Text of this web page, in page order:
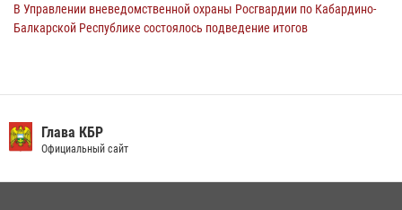
В Управлении вневедомственной охраны Росгвардии по Кабардино-
Балкарской Республике состоялось подведение итогов
округе Росгвардии
09 июля 2026, 08:36
Глава КБР
Официальный сайт